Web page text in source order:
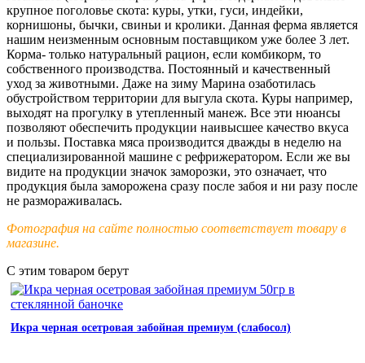
крупное поголовье скота: куры, утки, гуси, индейки,
корнишоны, бычки, свиньи и кролики. Данная ферма является
нашим неизменным основным поставщиком уже более 3 лет.
Корма- только натуральный рацион, если комбикорм, то
собственного производства. Постоянный и качественный
уход за животными. Даже на зиму Марина озаботилась
обустройством территории для выгула скота. Куры например,
выходят на прогулку в утепленный манеж. Все эти нюансы
позволяют обеспечить продукции наивысшее качество вкуса
и пользы. Поставка мяса производится дважды в неделю на
специализированной машине с рефрижератором. Если же вы
видите на продукции значок заморозки, это означает, что
продукция была заморожена сразу после забоя и ни разу после
не размораживалась.
Фотография на сайте полностью соответствует товару в
магазине.
С этим товаром берут
Икра черная осетровая забойная премиум (слабосол)